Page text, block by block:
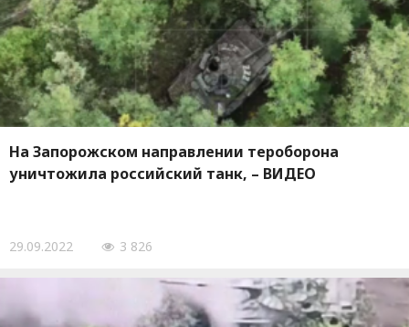
На Запорожском направлении тероборона
уничтожила российский танк, – ВИДЕО
29.09.2022 3 826